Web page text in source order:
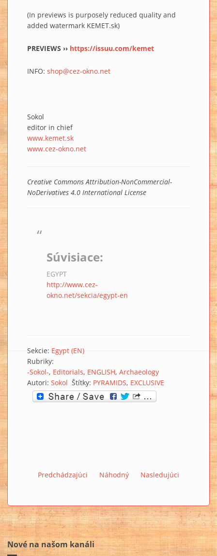
(In previews is purposely reduced quality and
added watermark KEMET.sk)
PREVIEWS ›› https://issuu.com/kemet
INFO: shop@cez-okno.net
Sokol
editor in chief
www.kemet.sk
www.cez-okno.net
Creative Commons Attribution-NonCommercial-
NoDerivatives 4.0 International License
Súvisiace:
EGYPT
http://www.cez-
okno.net/sekcia/egypt-en
Sekcie: Egypt (EN)
Rubriky:
-Sokol- Editorials ENGLISH Archaeology
Autori: Sokol Štítky: PYRAMIDS EXCLUSIVE
Predchádzajúci Náhodný Nasledujúci
Nové na našom kanáli